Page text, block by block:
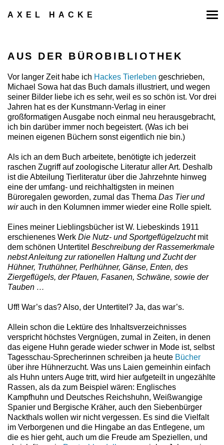
InhaltAXEL HACKE
AUS DER BÜROBIBLIOTHEK
Vor langer Zeit habe ich Hackes Tierleben geschrieben,
Michael Sowa hat das Buch damals illustriert, und wegen
seiner Bilder liebe ich es sehr, weil es so schön ist. Vor drei
Jahren hat es der Kunstmann-Verlag in einer
großformatigen Ausgabe noch einmal neu herausgebracht,
ich bin darüber immer noch begeistert. (Was ich bei
meinen eigenen Büchern sonst eigentlich nie bin.)
Als ich an dem Buch arbeitete, benötigte ich jederzeit
raschen Zugriff auf zoologische Literatur aller Art. Deshalb
ist die Abteilung Tierliteratur über die Jahrzehnte hinweg
eine der umfang- und reichhaltigsten in meinen
Büroregalen geworden, zumal das Thema Das Tier und
wirauch in den Kolumnen immer wieder eine Rolle spielt.
Eines meiner Lieblingsbücher ist W. Liebeskinds 1911
erschienenes Werk Die Nutz- und Sportgeflügelzuchtmit
dem schönen Untertitel Beschreibung der Rassemerkmale
nebst Anleitung zur rationellen Haltung und Zucht der
Hühner, Truthühner, Perlhühner, Gänse, Enten, des
Ziergeflügels, der Pfauen, Fasanen, Schwäne, sowie der
Tauben …
Uff! War’s das? Also, der Untertitel? Ja, das war’s.
Allein schon die Lektüre des Inhaltsverzeichnisses
verspricht höchstes Vergnügen, zumal in Zeiten, in denen
das eigene Huhn gerade wieder schwer in Mode ist, selbst
Tagesschau-Sprecherinnen schreiben ja heute Bücher
über ihre Hühnerzucht. Was uns Laien gemeinhin einfach
als Huhn unters Auge tritt, wird hier aufgeteilt in ungezählte
Rassen, als da zum Beispiel wären: Englisches
Kampfhuhn und Deutsches Reichshuhn, Weißwangige
Spanier und Bergische Kräher, auch den Siebenbürger
Nackthals wollen wir nicht vergessen. Es sind die Vielfalt
im Verborgenen und die Hingabe an das Entlegene, um
die es hier geht, auch um die Freude am Speziellen, und